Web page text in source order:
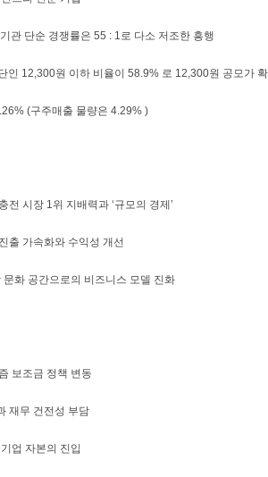
관 단순 경쟁률은 55 : 1로 다소 저조한 흥행
인 12,300원 이하 비율이 58.9% 로 12,300원 공모가
(구주매출 물량은 4.29% )
전 시장 1위 지배력과 ‘규모의 경제’
출 가속화와 수익성 개선
문화 공간으로의 비즈니스 모델 진화
보조금 정책 변동
재무 건전성 부담
업 자본의 진입